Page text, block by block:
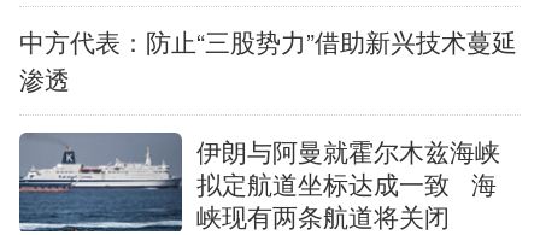
北京 天津 河北 山西
辽宁
浙江 安徽 福建 江西
山东 河南 湖北 湖南
中方代表：防止“三股势力”借助新兴技术蔓延
渗透
伊朗与阿曼就霍尔木兹海峡
拟定航道坐标达成一致
海
峡现有两条航道将关闭